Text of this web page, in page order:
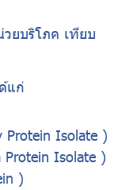
ยบริโภค เทียบ
แก่
Protein Isolate )
Protein Isolate )
)